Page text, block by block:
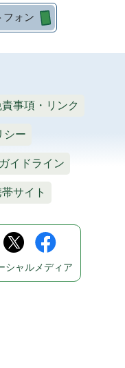
フォン
事項・リンク
シー
イドライン
サイト
シャルメディア